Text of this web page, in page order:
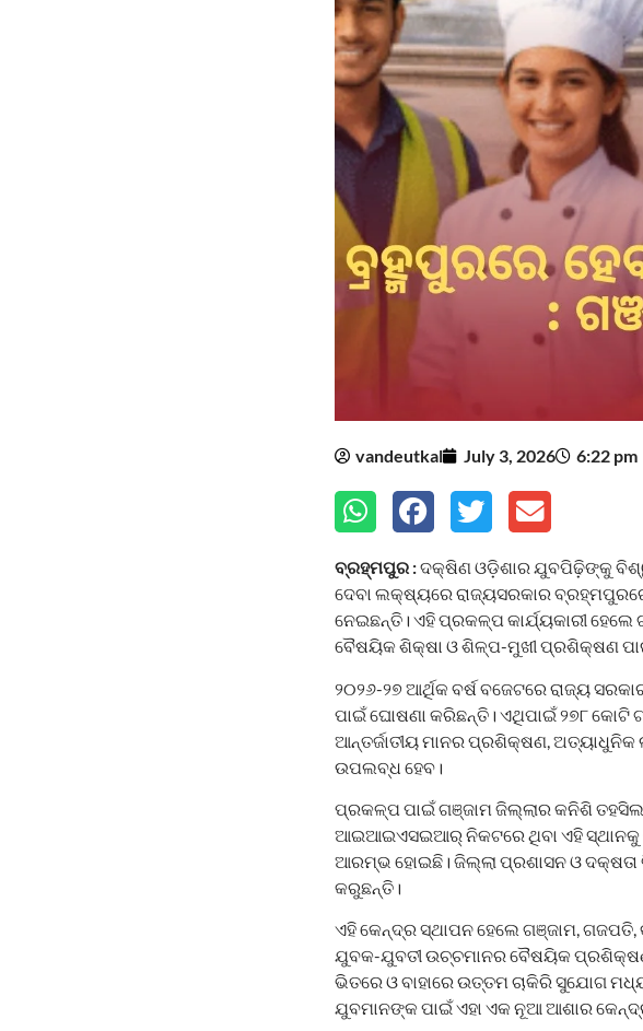
vandeutkal July 3, 2026 6:22 pm
ବ୍ରହ୍ମପୁର :ଦକ୍ଷିଣ ଓଡ଼ିଶାର ଯୁବପିଢ଼ିଙ୍କୁ
ଦେବା ଲକ୍ଷ୍ୟରେ ରାଜ୍ୟସରକାର
ନେଇଛନ୍ତି। ଏହି ପ୍ରକଳ୍ପ କାର୍ଯ୍ୟକାରୀ
ବୈଷୟିକ ଶିକ୍ଷା ଓ ଶିଳ୍ପ-ମୁଖୀ ପ୍ରଶିକ୍ଷଣ
୨୦୨୬-୨୭ ଆର୍ଥିକ ବର୍ଷ ବଜେଟରେ ରାଜ୍ୟ
ପାଇଁ ଘୋଷଣା କରିଛନ୍ତି। ଏଥିପାଇଁ ୨୭୮ କୋଟି
ଆନ୍ତର୍ଜାତୀୟ ମାନର ପ୍ରଶିକ୍ଷଣ, ଅତ୍ୟାଧୁନିକ
ଉପଲବ୍ଧ ହେବ।
ପ୍ରକଳ୍ପ ପାଇଁ ଗଞ୍ଜାମ ଜିଲ୍ଲାର କନିଶି ତହସିଲ
ଆଇଆଇଏସଇଆର୍ ନିକଟରେ ଥିବା ଏହି ସ୍ଥାନକୁ
ଆରମ୍ଭ ହୋଇଛି। ଜିଲ୍ଲା ପ୍ରଶାସନ ଓ ଦକ୍ଷତା
କରୁଛନ୍ତି।
ଏହି କେନ୍ଦ୍ର ସ୍ଥାପନ ହେଲେ ଗଞ୍ଜାମ, ଗଜପତି,
ଯୁବକ-ଯୁବତୀ ଉଚ୍ଚମାନର ବୈଷୟିକ ପ୍ରଶିକ୍ଷଣ
ଭିତରେ ଓ ବାହାରେ ଉତ୍ତମ ଚାକିରି ସୁଯୋଗ
ଯୁବମାନଙ୍କ ପାଇଁ ଏହା ଏକ ନୂଆ ଆଶାର